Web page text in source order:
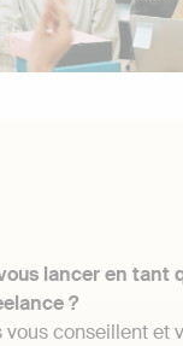
lancer en tant
?
conseillent et